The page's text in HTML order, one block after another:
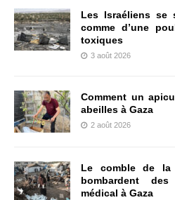
Les Israéliens se
comme d’une
toxiques
3 août 2026
Comment un
abeilles à Gaza
2 août 2026
Le comble de la
bombardent
médical à Gaza